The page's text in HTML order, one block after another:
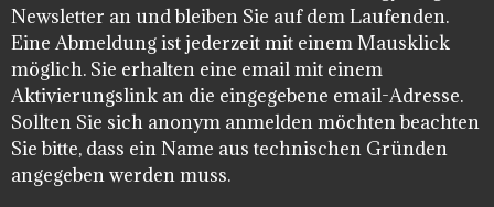
Newsletter an und bleiben Sie auf dem Laufenden.
Eine Abmeldung ist jederzeit mit einem Mausklick
möglich. Sie erhalten eine email mit einem
Aktivierungslink an die eingegebene email-Adresse.
Sollten Sie sich anonym anmelden möchten beachten
Sie bitte, dass ein Name aus technischen Gründen
angegeben werden muss.